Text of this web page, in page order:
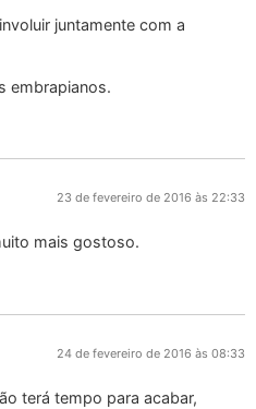
juntamente com a
embrapianos.
23 de fevereiro de 2016 às 22:33
mais gostoso.
24 de fevereiro de 2016 às 08:33
terá tempo para acabar,